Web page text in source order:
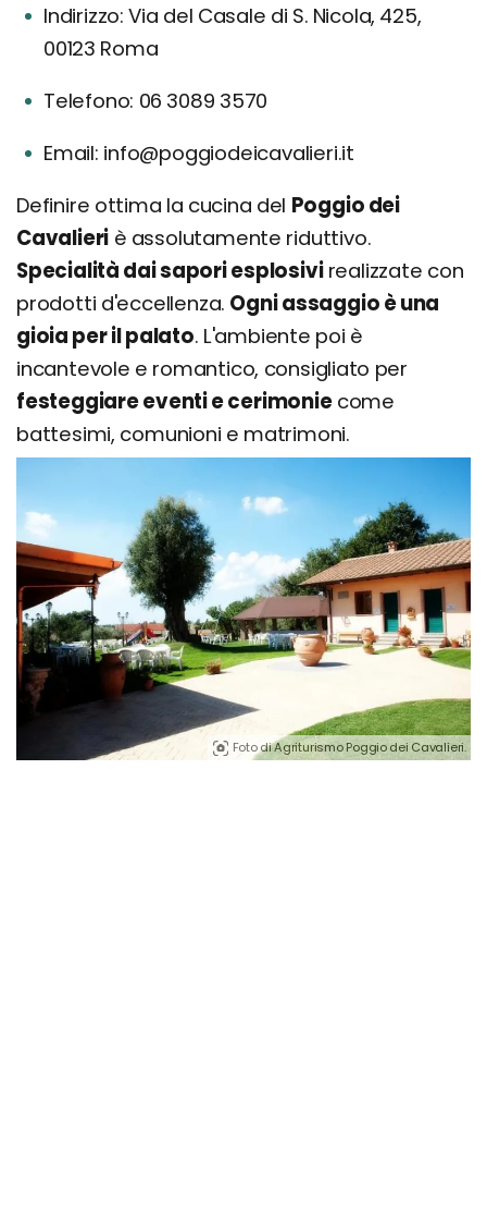
Indirizzo: Via del Casale di S. Nicola, 425,
00123 Roma
Telefono: 06 3089 3570
Email: info@poggiodeicavalieri.it
Definire ottima la cucina del Poggio dei
Cavalieri è assolutamente riduttivo.
Specialità dai sapori esplosivirealizzate con
prodotti d'eccellenza. Ogni assaggio è una
gioia per il palato. L'ambiente poi è
incantevole e romantico, consigliato per
festeggiare eventi e cerimoniecome
battesimi, comunioni e matrimoni.
Foto di Agriturismo Poggio dei Cavalieri.